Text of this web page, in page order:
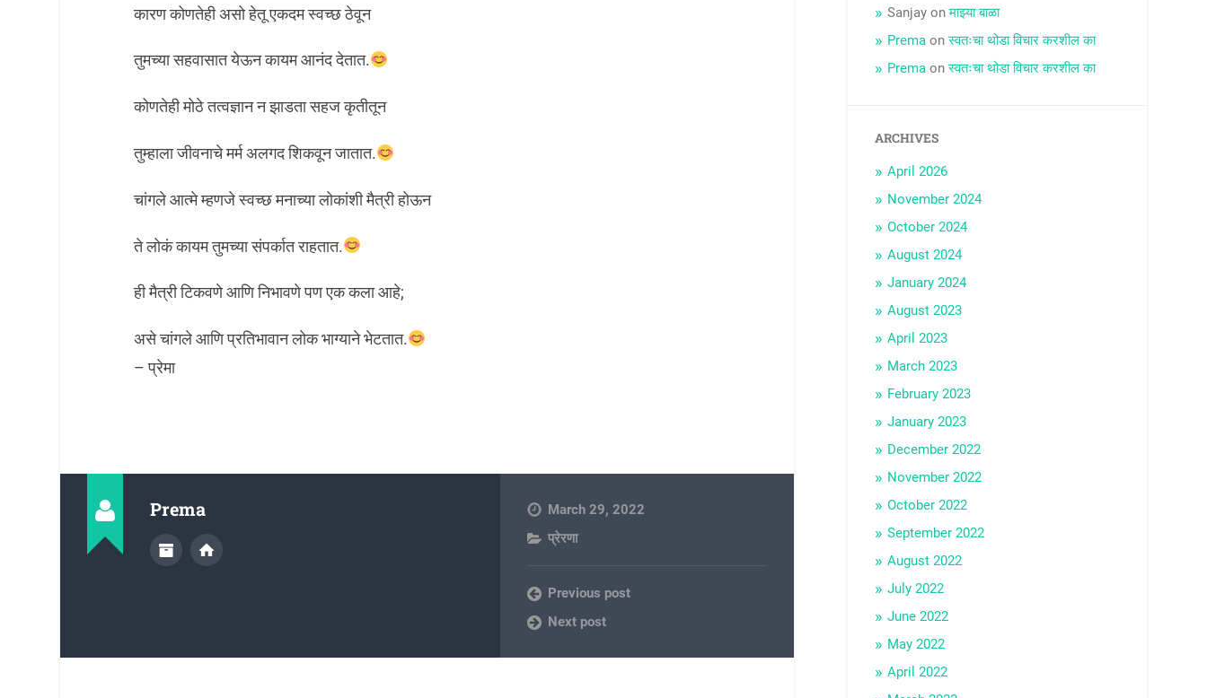
कारण कोणतेही असो हेतू एकदम स्वच्छ ठेवून
तुमच्या सहवासात येऊन कायम आनंद देतात.
कोणतेही मोठे तत्वज्ञान न झाडता सहज कृतीतून
तुम्हाला जीवनाचे मर्म अलगद शिकवून जातात.
चांगले आत्मे म्हणजे स्वच्छ मनाच्या लोकांशी मैत्री होऊन
ते लोकं कायम तुमच्या संपर्कात राहतात.
ही मैत्री टिकवणे आणि निभावणे पण एक कला आहे;
असे चांगले आणि प्रतिभावान लोक भाग्याने भेटतात.
– प्रेमा
Prema
March 29, 2022
प्रेरणा
Previous post
Next post
Sanjay onमाझ्या बाळा
Prema onस्वतःचा थोडा विचार करशील का
Prema onस्वतःचा थोडा विचार करशील का
ARCHIVES
April 2026
November 2024
October 2024
August 2024
January 2024
August 2023
April 2023
March 2023
February 2023
January 2023
December 2022
November 2022
October 2022
September 2022
August 2022
July 2022
June 2022
May 2022
April 2022